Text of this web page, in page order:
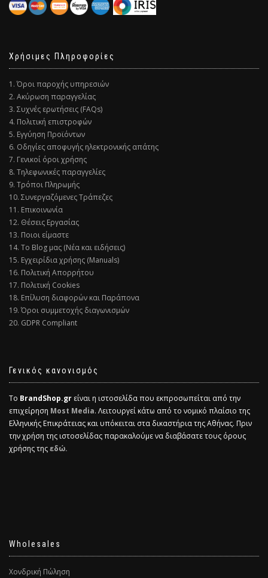
Χρήσιμες Πληροφορίες
1. Όροι παροχής υπηρεσιών
2. Ακύρωση παραγγελίας
3. Συχνές ερωτήσεις (FAQs)
4. Πολιτική επιστροφών
5. Εγγύηση Προϊόντων
6. Οδηγίες αποφυγής ηλεκτρονικής απάτης
7. Γενικοί όροι χρήσης
8. Τηλεφωνικές παραγγελίες
9. Τρόποι Πληρωμής
10. Συνεργαζόμενες Τράπεζες
11. Επικοινωνία
12. Θέσεις Εργασίας
13. Ποιοι είμαστε
14. Το Blog μας (Νέα και ειδήσεις)
15. Εγχειρίδια χρήσης (Manuals)
16. Πολιτική Απορρήτου
17. Πολιτική Cookies
18. Επίλυση διαφορών και Παράπονα
19. Όροι συμμετοχής διαγωνισμών
20. GDPR Compliant
Γενικός κανονισμός
Το BrandShop.gr είναι η ιστοσελίδα που εκπροσωπείται από την
επιχείρηση Most Media. Λειτουργεί κάτω από το νομικό πλαίσιο της
Ελληνικής Επικράτειας και υπόκειται στα δικαστήρια της Αθήνας. Πριν
την χρήση της ιστοσελίδας παρακαλούμε να διαβάσατε τους όρους
χρήσης τηςεδώ.
Wholesales
Χονδρική Πώληση